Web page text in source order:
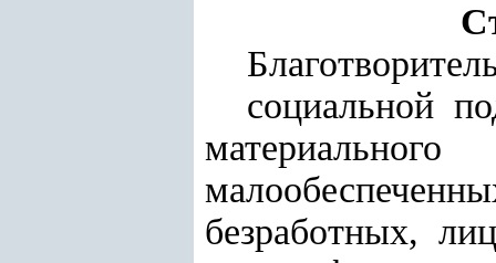
социальной
безработных,